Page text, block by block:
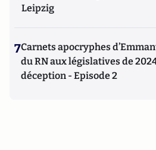
Leipzig
7Carnets apocryphes
du RN aux législatives de
déception - Episode 2